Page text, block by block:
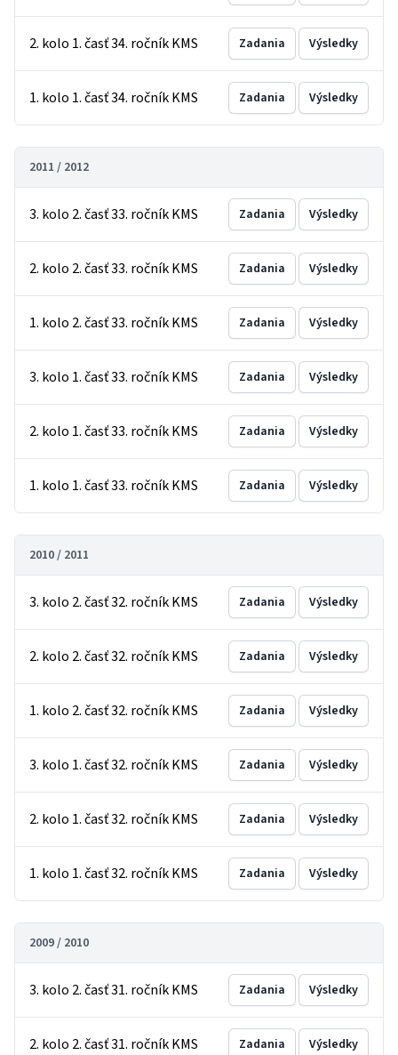
2. kolo 1. časť 34. ročník KMS Zadania Výsledky
1. kolo 1. časť 34. ročník KMS Zadania Výsledky
2011 / 2012
3. kolo 2. časť 33. ročník KMS Zadania Výsledky
2. kolo 2. časť 33. ročník KMS Zadania Výsledky
1. kolo 2. časť 33. ročník KMS Zadania Výsledky
3. kolo 1. časť 33. ročník KMS Zadania Výsledky
2. kolo 1. časť 33. ročník KMS Zadania Výsledky
1. kolo 1. časť 33. ročník KMS Zadania Výsledky
2010 / 2011
3. kolo 2. časť 32. ročník KMS Zadania Výsledky
2. kolo 2. časť 32. ročník KMS Zadania Výsledky
1. kolo 2. časť 32. ročník KMS Zadania Výsledky
3. kolo 1. časť 32. ročník KMS Zadania Výsledky
2. kolo 1. časť 32. ročník KMS Zadania Výsledky
1. kolo 1. časť 32. ročník KMS Zadania Výsledky
2009 / 2010
3. kolo 2. časť 31. ročník KMS Zadania Výsledky
2. kolo 2. časť 31. ročník KMS Zadania Výsledky